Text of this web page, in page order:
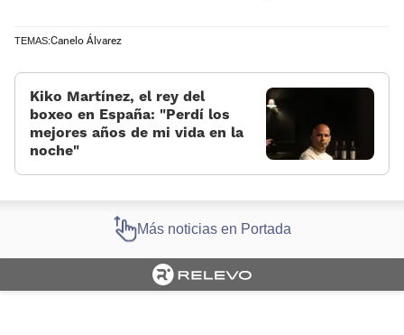
TEMAS:Canelo Álvarez
Kiko Martínez, el rey del
boxeo en España: «Perdí los
mejores años de mi vida en la
noche»
Más noticias en Portada